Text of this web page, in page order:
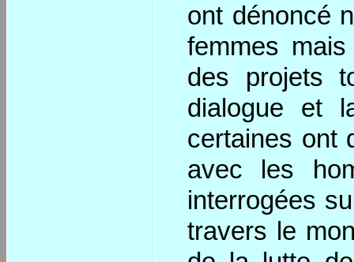
ont dénoncé
femmes
des projets
dialogue et
certaines ont
avec les
interrogées
travers le